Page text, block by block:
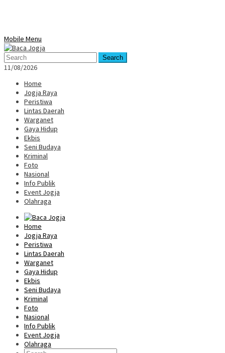
Mobile Menu
Search
11/08/2026
Home
Jogja Raya
Peristiwa
Lintas Daerah
Warganet
Gaya Hidup
Ekbis
Seni Budaya
Kriminal
Foto
Nasional
Info Publik
Event Jogja
Olahraga
Home
Jogja Raya
Peristiwa
Lintas Daerah
Warganet
Gaya Hidup
Ekbis
Seni Budaya
Kriminal
Foto
Nasional
Info Publik
Event Jogja
Olahraga